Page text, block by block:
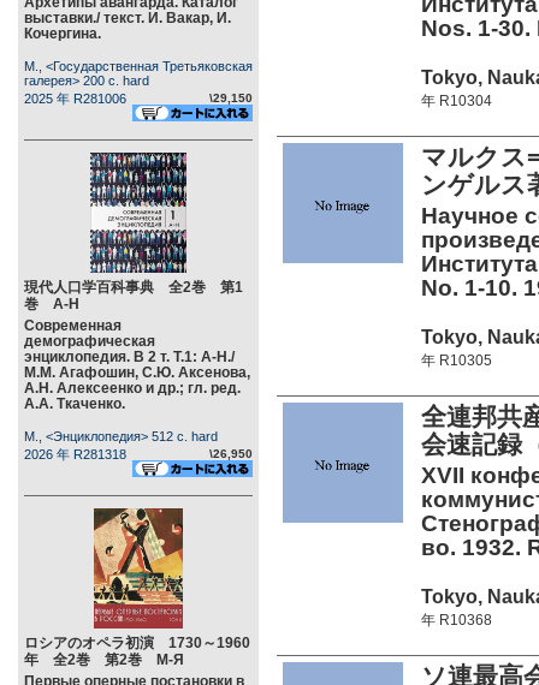
выставки./ текст. И. Вакар, И.
Кочергина.
М., <Государственная Третьяковская
галерея> 200 c. hard
2025 年 R281006
\29,150
現代人口学百科事典 全2巻 第1
巻 А-Н
Современная
демографическая
энциклопедия. В 2 т. Т.1: А-Н./
М.М. Агафошин, С.Ю. Аксенова,
А.Н. Алексеенко и др.; гл. ред.
А.А. Ткаченко.
М., <Энциклопедия> 512 c. hard
2026 年 R281318
\26,950
ロシアのオペラ初演 1730～1960
年 全2巻 第2巻 М-Я
Первые оперные постановки в
Nos. 1-30.
Tokyo,
年 R10304
マルクス
ンゲルス
Научное
No. 1-10.
Tokyo,
年 R10305
全連邦共
会速記録
XVII
во. 1932.
Tokyo,
年 R10368
ソ連最